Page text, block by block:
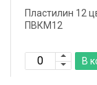
Пластилин 12
ПВКМ12
В